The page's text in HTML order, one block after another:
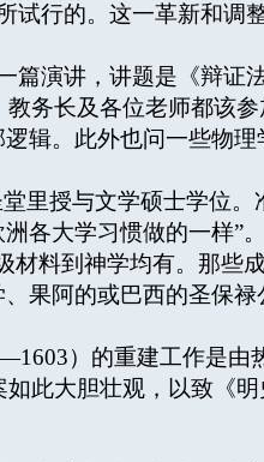
试行的。这一革新和调
篇演讲，讲题是《辩证
教务长及各位老师都该
辑。此外也问一些物理
里授与文学硕士学位。
各大学习惯做的一样”
材料到神学均有。那些
果阿的或巴西的圣保禄
）的重建工作是由
如此大胆壮观，以致《